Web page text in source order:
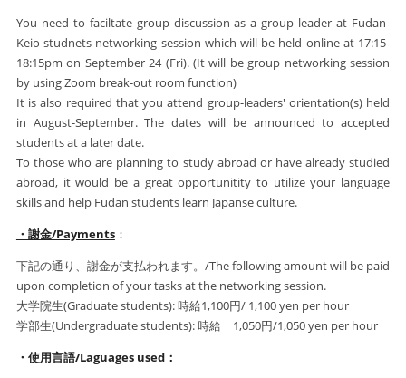
You need to faciltate group discussion as a group leader at Fudan-
Keio studnets networking session which will be held online at 17:15-
18:15pm on September 24 (Fri). (It will be group networking session
by using Zoom break-out room function)
It is also required that you attend group-leaders' orientation(s) held
in August-September. The dates will be announced to accepted
students at a later date.
To those who are planning to study abroad or have already studied
abroad, it would be a great opportunitity to utilize your language
skills and help Fudan students learn Japanse culture.
・謝金/Payments：
下記の通り、謝金が支払われます。/The following amount will be paid
upon completion of your tasks at the networking session.
大学院生(Graduate students): 時給1,100円/ 1,100 yen per hour
学部生(Undergraduate students): 時給 1,050円/1,050 yen per hour
・使用言語/Laguages used：